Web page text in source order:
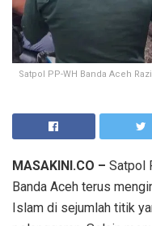
Satpol PP-WH Banda Aceh
MASAKINI.CO – Satpol
Banda Aceh terus
Islam di sejumlah titik